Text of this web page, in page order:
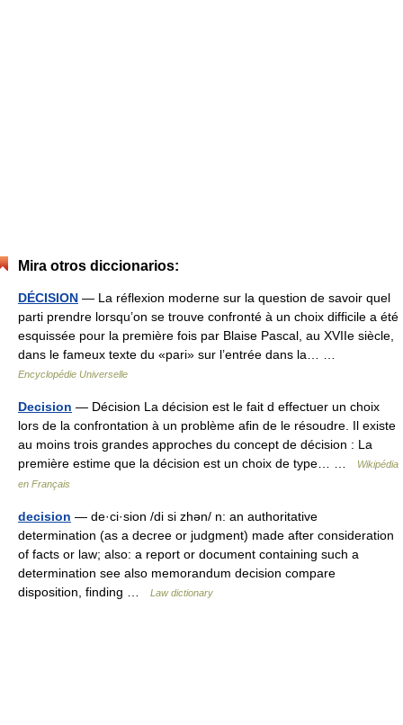
Mira otros diccionarios:
DÉCISION — La réflexion moderne sur la question de savoir quel
parti prendre lorsqu’on se trouve confronté à un choix difficile a été
esquissée pour la première fois par Blaise Pascal, au XVIIe siècle,
dans le fameux texte du «pari» sur l’entrée dans la… …
Encyclopédie Universelle
Decision — Décision La décision est le fait d effectuer un choix
lors de la confrontation à un problème afin de le résoudre. Il existe
au moins trois grandes approches du concept de décision : La
première estime que la décision est un choix de type… …
Wikipédia
en Français
decision — de·ci·sion /di si zhən/ n: an authoritative
determination (as a decree or judgment) made after consideration
of facts or law; also: a report or document containing such a
determination see also memorandum decision compare
disposition, finding …
Law dictionary